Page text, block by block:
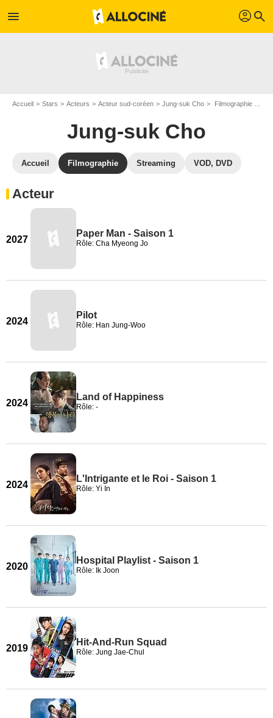
menu profil search
Accueil Stars Acteurs Acteur sud-coréen Jung-suk Cho Filmographie Jung-suk Cho
Jung-suk Cho
Accueil Filmographie Streaming VOD, DVD
Acteur
2027
Paper Man - Saison 1
Rôle: Cha Myeong Jo
2024
Pilot
Rôle: Han Jung-Woo
2024
Land of Happiness
Rôle: -
2024
L'Intrigante et le Roi - Saison 1
Rôle: Yi In
2020
Hospital Playlist - Saison 1
Rôle: Ik Joon
2019
Hit-And-Run Squad
Rôle: Jung Jae-Chul